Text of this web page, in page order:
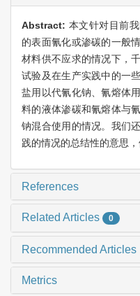
Abstract: 本文针对目前
的表面氰化或渗碳的一般
材料供不应求的情况下，
试验及在生产实践中的一
盐用以代氰化钠、氰熔体
料的液体渗碳和氰熔体与
钠混合使用的情况。我们
践的情况的总结性的意思
References
Related Articles 0
Recommended Articles
Metrics